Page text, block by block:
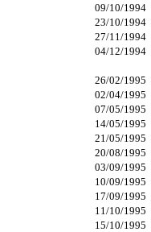
09/10/1994
23/10/1994
27/11/1994
04/12/1994
26/02/1995
02/04/1995
07/05/1995
14/05/1995
21/05/1995
20/08/1995
03/09/1995
10/09/1995
17/09/1995
11/10/1995
15/10/1995